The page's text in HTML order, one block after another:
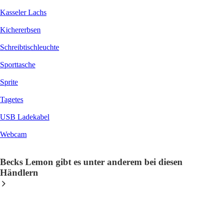
Kasseler Lachs
Kichererbsen
Schreibtischleuchte
Sporttasche
Sprite
Tagetes
USB Ladekabel
Webcam
Becks Lemon gibt es unter anderem bei diesen
Händlern